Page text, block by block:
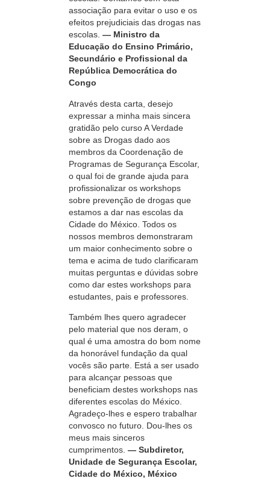
associação para evitar o uso e os
efeitos prejudiciais das drogas nas
escolas. — Ministro da
Educação do Ensino Primário,
Secundário e Profissional da
República Democrática do
Congo
Através desta carta, desejo
expressar a minha mais sincera
gratidão pelo curso A Verdade
sobre as Drogas dado aos
membros da Coordenação de
Programas de Segurança Escolar,
o qual foi de grande ajuda para
profissionalizar os workshops
sobre prevenção de drogas que
estamos a dar nas escolas da
Cidade do México. Todos os
nossos membros demonstraram
um maior conhecimento sobre o
tema e acima de tudo clarificaram
muitas perguntas e dúvidas sobre
como dar estes workshops para
estudantes, pais e professores.
Também lhes quero agradecer
pelo material que nos deram, o
qual é uma amostra do bom nome
da honorável fundação da qual
vocês são parte. Está a ser usado
para alcançar pessoas que
beneficiam destes workshops nas
diferentes escolas do México.
Agradeço-lhes e espero trabalhar
convosco no futuro. Dou-lhes os
meus mais sinceros
cumprimentos. — Subdiretor,
Unidade de Segurança Escolar,
Cidade do México, México